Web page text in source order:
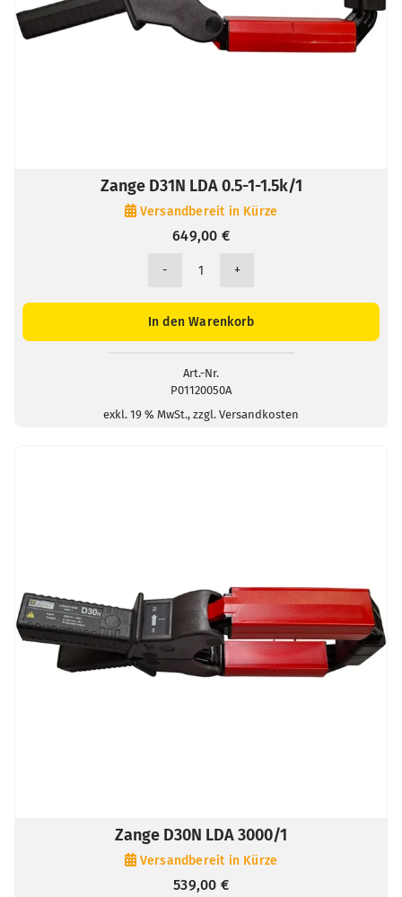
Zange D31N LDA 0.5-1-1.5k/1
Versandbereit in Kürze
649,00 €
Zange
LDA
1.5k/1
Menge
In den Warenkorb
Art.-Nr.
P01120050A
exkl. 19 % MwSt., zzgl. Versandkosten
Zange D30N LDA 3000/1
Versandbereit in Kürze
539,00 €